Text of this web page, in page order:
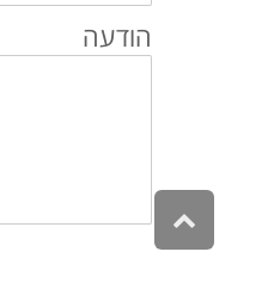
הודעה
גלילה
לראש